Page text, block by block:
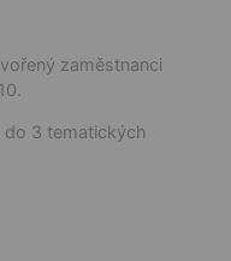
zaměstnanci
do 3 tematických